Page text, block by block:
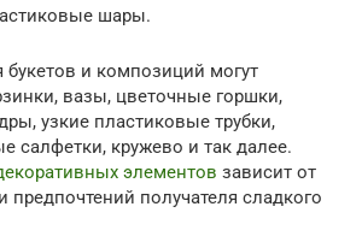
шары.
и композиций могут
вазы, цветочные горшки,
узкие пластиковые трубки,
салфетки, кружево и так далее.
элементов зависит от
предпочтений получателя сладкого